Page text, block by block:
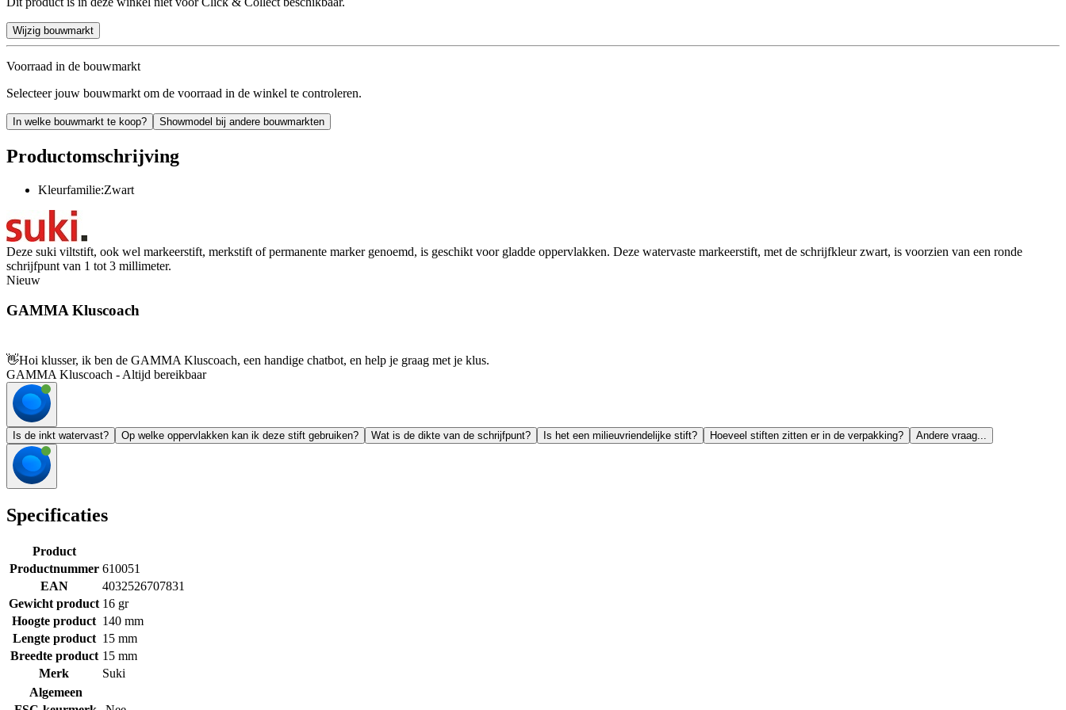
Wijzig bouwmarkt
Voorraad in de bouwmarkt
Selecteer jouw bouwmarkt om de voorraad in de winkel te controleren.
In welke bouwmarkt te koop? Showmodel bij andere bouwmarkten
Productomschrijving
Kleurfamilie:Zwart
Deze suki viltstift, ook wel markeerstift, merkstift of permanente marker genoemd, is geschikt voor gladde oppervlakken. Deze watervaste markeerstift, met de schrijfkleur zwart, is voorzien van een ronde
schrijfpunt van 1 tot 3 millimeter.
Nieuw
GAMMA Kluscoach
👋Hoi klusser, ik ben de GAMMA Kluscoach, een handige chatbot, en help je graag met je klus.
GAMMA Kluscoach - Altijd bereikbaar
Is de inkt watervast? Op welke oppervlakken kan ik deze stift gebruiken? Wat is de dikte van de schrijfpunt? Is het een milieuvriendelijke stift? Hoeveel stiften zitten er in de verpakking? Andere vraag...
Specificaties
Product
Productnummer 610051
EAN
4032526707831
Gewicht product 16 gr
Hoogte product 140 mm
Lengte product 15 mm
Breedte product 15 mm
Merk
Suki
Algemeen